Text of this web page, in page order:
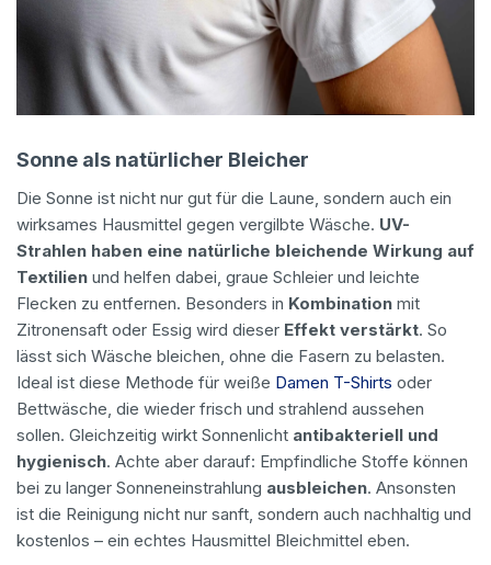
Sonne als natürlicher Bleicher
Die Sonne ist nicht nur gut für die Laune, sondern auch ein
wirksames Hausmittel gegen vergilbte Wäsche. UV-
Strahlen haben eine natürliche bleichende Wirkung auf
Textilien und helfen dabei, graue Schleier und leichte
Flecken zu entfernen. Besonders in Kombination mit
Zitronensaft oder Essig wird dieser Effekt verstärkt. So
lässt sich Wäsche bleichen, ohne die Fasern zu belasten.
Ideal ist diese Methode für weiße Damen T-Shirts oder
Bettwäsche, die wieder frisch und strahlend aussehen
sollen. Gleichzeitig wirkt Sonnenlicht antibakteriell und
hygienisch. Achte aber darauf: Empfindliche Stoffe können
bei zu langer Sonneneinstrahlung ausbleichen. Ansonsten
ist die Reinigung nicht nur sanft, sondern auch nachhaltig und
kostenlos – ein echtes Hausmittel Bleichmittel eben.